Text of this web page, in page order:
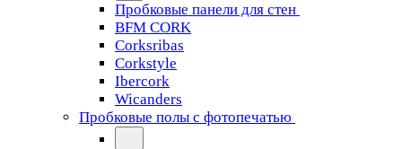
Пробковые панели для стен
BFM CORK
Corksribas
Corkstyle
Ibercork
Wicanders
Пробковые полы с фотопечатью